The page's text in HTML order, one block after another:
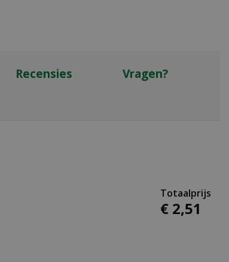
Recensies Vragen?
€ 2,51